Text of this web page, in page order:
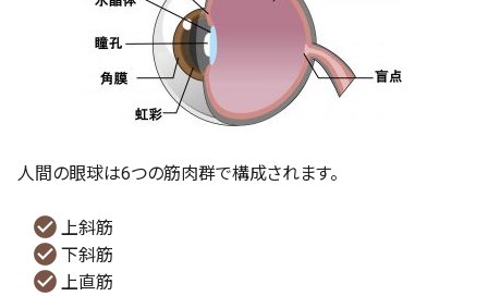
人間の眼球は6つの筋肉群で構成されます。
上斜筋
下斜筋
上直筋